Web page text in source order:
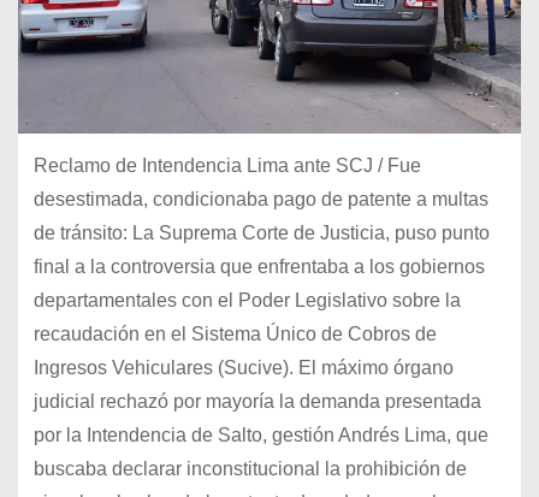
Reclamo de Intendencia Lima ante SCJ / Fue
desestimada, condicionaba pago de patente a multas
de tránsito: La Suprema Corte de Justicia, puso punto
final a la controversia que enfrentaba a los gobiernos
departamentales con el Poder Legislativo sobre la
recaudación en el Sistema Único de Cobros de
Ingresos Vehiculares (Sucive). El máximo órgano
judicial rechazó por mayoría la demanda presentada
por la Intendencia de Salto, gestión Andrés Lima, que
buscaba declarar inconstitucional la prohibición de